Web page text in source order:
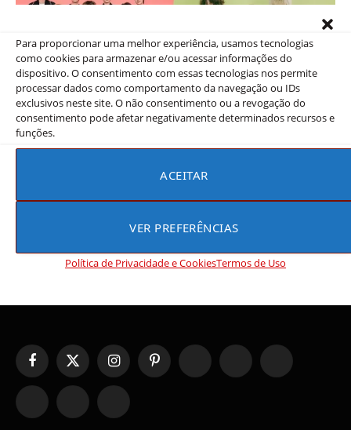
Para proporcionar uma melhor experiência, usamos tecnologias
como cookies para armazenar e/ou acessar informações do
dispositivo. O consentimento com essas tecnologias nos permite
processar dados como comportamento da navegação ou IDs
exclusivos neste site. O não consentimento ou a revogação do
consentimento pode afetar negativamente determinados recursos e
funções.
ACEITAR
VER PREFERÊNCIAS
Política de Privacidade e CookiesTermos de Uso
K-POP
TXT, BTS e ILLIT dominam paradas
musicais em abril
Rebeca Rios
O Circle Chart (anteriormente conhecido como Gaon
FacebookX
(Twitter)
InstagramPinterest YouTube Tumblr WhatsApp
TikTok Telegram Threads